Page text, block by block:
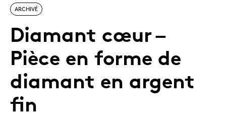
ARCHIVÉ
Diamant cœur –
Pièce en forme de
diamant en argent
fin